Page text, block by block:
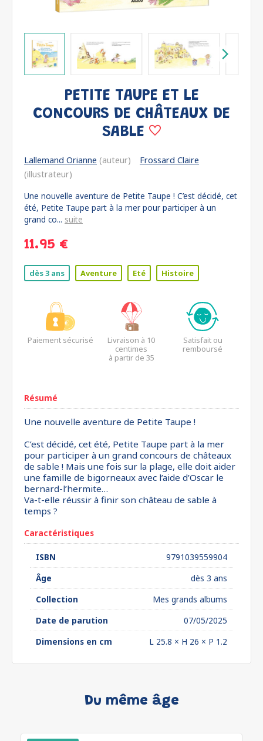
PETITE TAUPE ET LE
CONCOURS DE CHÂTEAUX DE
SABLE
Lallemand Orianne (auteur)
Frossard Claire
(illustrateur)
Une nouvelle aventure de Petite Taupe ! C’est décidé, cet
été, Petite Taupe part à la mer pour participer à un
grand co... suite
11.95 €
dès 3 ans Aventure Eté Histoire
Paiement sécurisé
Livraison à 10
centimes
à partir de 35
Satisfait ou
remboursé
Résumé
Une nouvelle aventure de Petite Taupe !
C’est décidé, cet été, Petite Taupe part à la mer
pour participer à un grand concours de châteaux
de sable ! Mais une fois sur la plage, elle doit aider
une famille de bigorneaux avec l’aide d’Oscar le
bernard-l’hermite…
Va-t-elle réussir à finir son château de sable à
temps ?
Caractéristiques
ISBN
9791039559904
Âge
dès 3 ans
Collection
Mes grands albums
Date de parution
07/05/2025
Dimensions en cm
L 25.8 × H 26 × P 1.2
Du même âge